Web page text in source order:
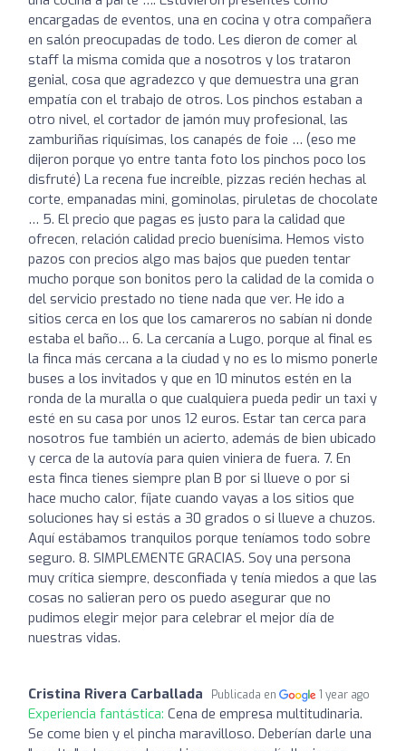
encargadas de eventos, una en cocina y otra compañera
en salón preocupadas de todo. Les dieron de comer al
staff la misma comida que a nosotros y los trataron
genial, cosa que agradezco y que demuestra una gran
empatía con el trabajo de otros. Los pinchos estaban a
otro nivel, el cortador de jamón muy profesional, las
zamburiñas riquísimas, los canapés de foie … (eso me
dijeron porque yo entre tanta foto los pinchos poco los
disfruté) La recena fue increíble, pizzas recién hechas al
corte, empanadas mini, gominolas, piruletas de chocolate
… 5. El precio que pagas es justo para la calidad que
ofrecen, relación calidad precio buenísima. Hemos visto
pazos con precios algo mas bajos que pueden tentar
mucho porque son bonitos pero la calidad de la comida o
del servicio prestado no tiene nada que ver. He ido a
sitios cerca en los que los camareros no sabían ni donde
estaba el baño… 6. La cercanía a Lugo, porque al final es
la finca más cercana a la ciudad y no es lo mismo ponerle
buses a los invitados y que en 10 minutos estén en la
ronda de la muralla o que cualquiera pueda pedir un taxi y
esté en su casa por unos 12 euros. Estar tan cerca para
nosotros fue también un acierto, además de bien ubicado
y cerca de la autovía para quien viniera de fuera. 7. En
esta finca tienes siempre plan B por si llueve o por si
hace mucho calor, fíjate cuando vayas a los sitios que
soluciones hay si estás a 30 grados o si llueve a chuzos.
Aquí estábamos tranquilos porque teníamos todo sobre
seguro. 8. SIMPLEMENTE GRACIAS. Soy una persona
muy crítica siempre, desconfiada y tenía miedos a que las
cosas no salieran pero os puedo asegurar que no
pudimos elegir mejor para celebrar el mejor día de
nuestras vidas.
Cristina Rivera Carballada Publicada en 1 year ago
Experiencia fantástica: Cena de empresa multitudinaria.
Se come bien y el pincha maravilloso. Deberían darle una